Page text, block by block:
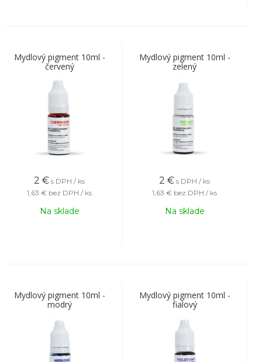
Mydlový pigment 10ml -
červený
2 € s DPH / ks
1,63 € bez DPH / ks
Na sklade
Mydlový pigment 10ml -
zelený
2 € s DPH / ks
1,63 € bez DPH / ks
Na sklade
Mydlový pigment 10ml -
modrý
Mydlový pigment 10ml -
fialový